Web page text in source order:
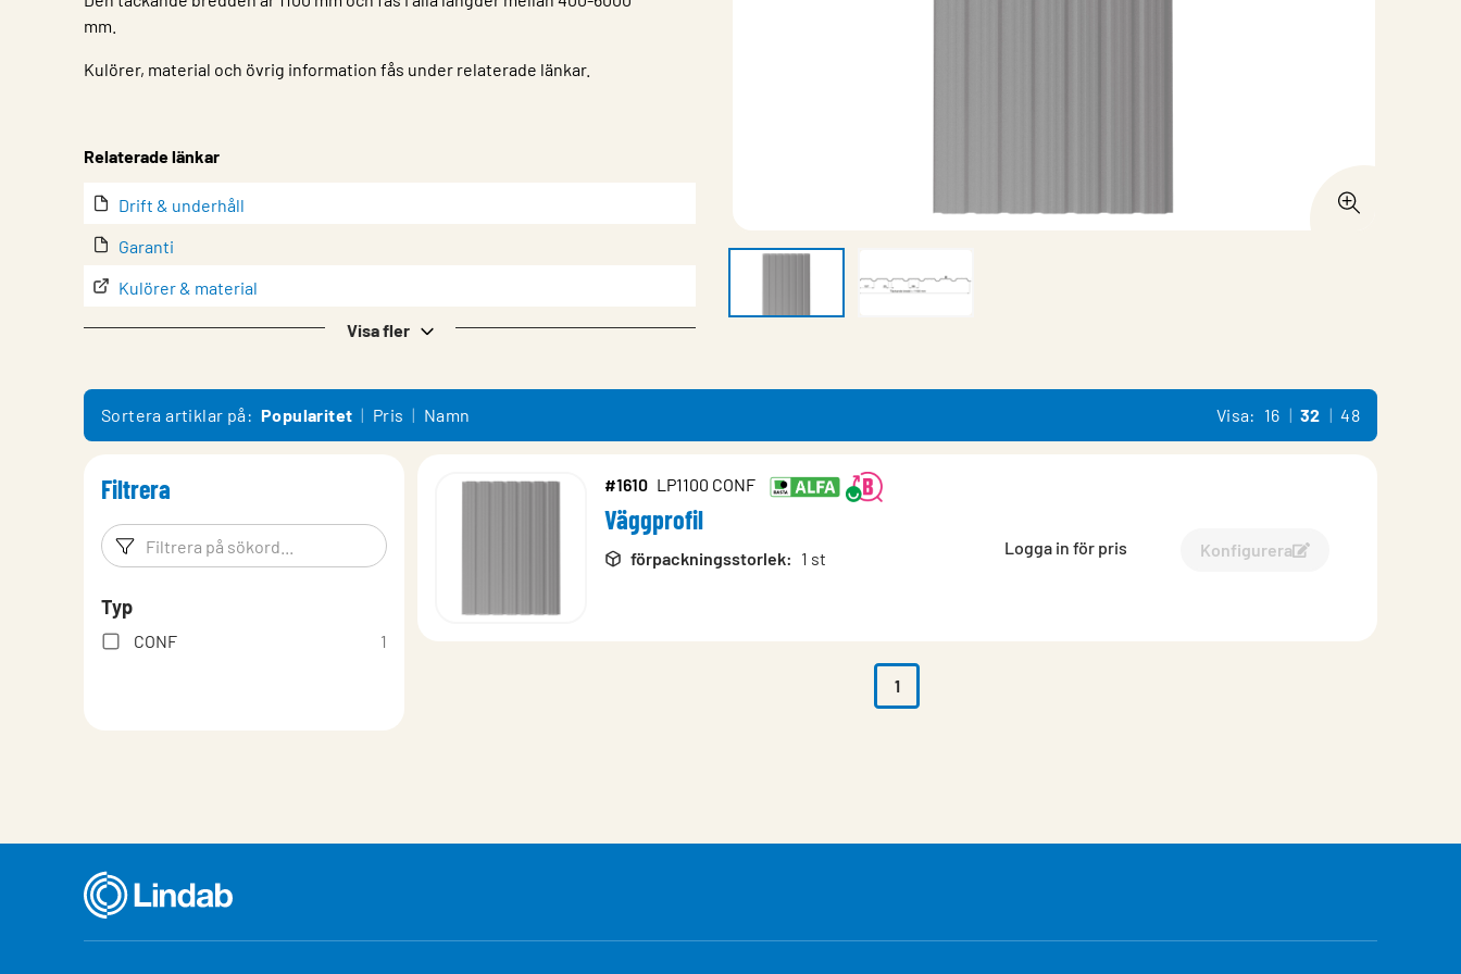
mm.
Kulörer, material och övrig information fås under relaterade länkar.
Relaterade länkar
Drift & underhåll
Garanti
Kulörer & material
Monteringsanvisning System
Visa fler
Sortera artiklar på: Popularitet Pris Namn Visa: 16 32 48
Filtrera
Filtreringsord Filtrera produkter
Typ
CONF 1
#1610 LP1100 CONF
Väggprofil
förpackningsstorlek: 1 st
Logga in för pris Konfigurera
Konfigurera Väggprofil-
1